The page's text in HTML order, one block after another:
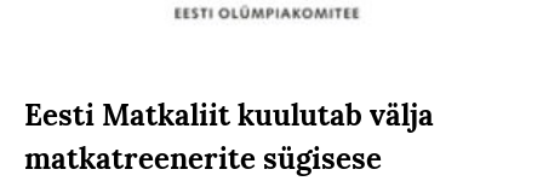
Eesti Matkaliit kuulutab välja
matkatreenerite sügisese